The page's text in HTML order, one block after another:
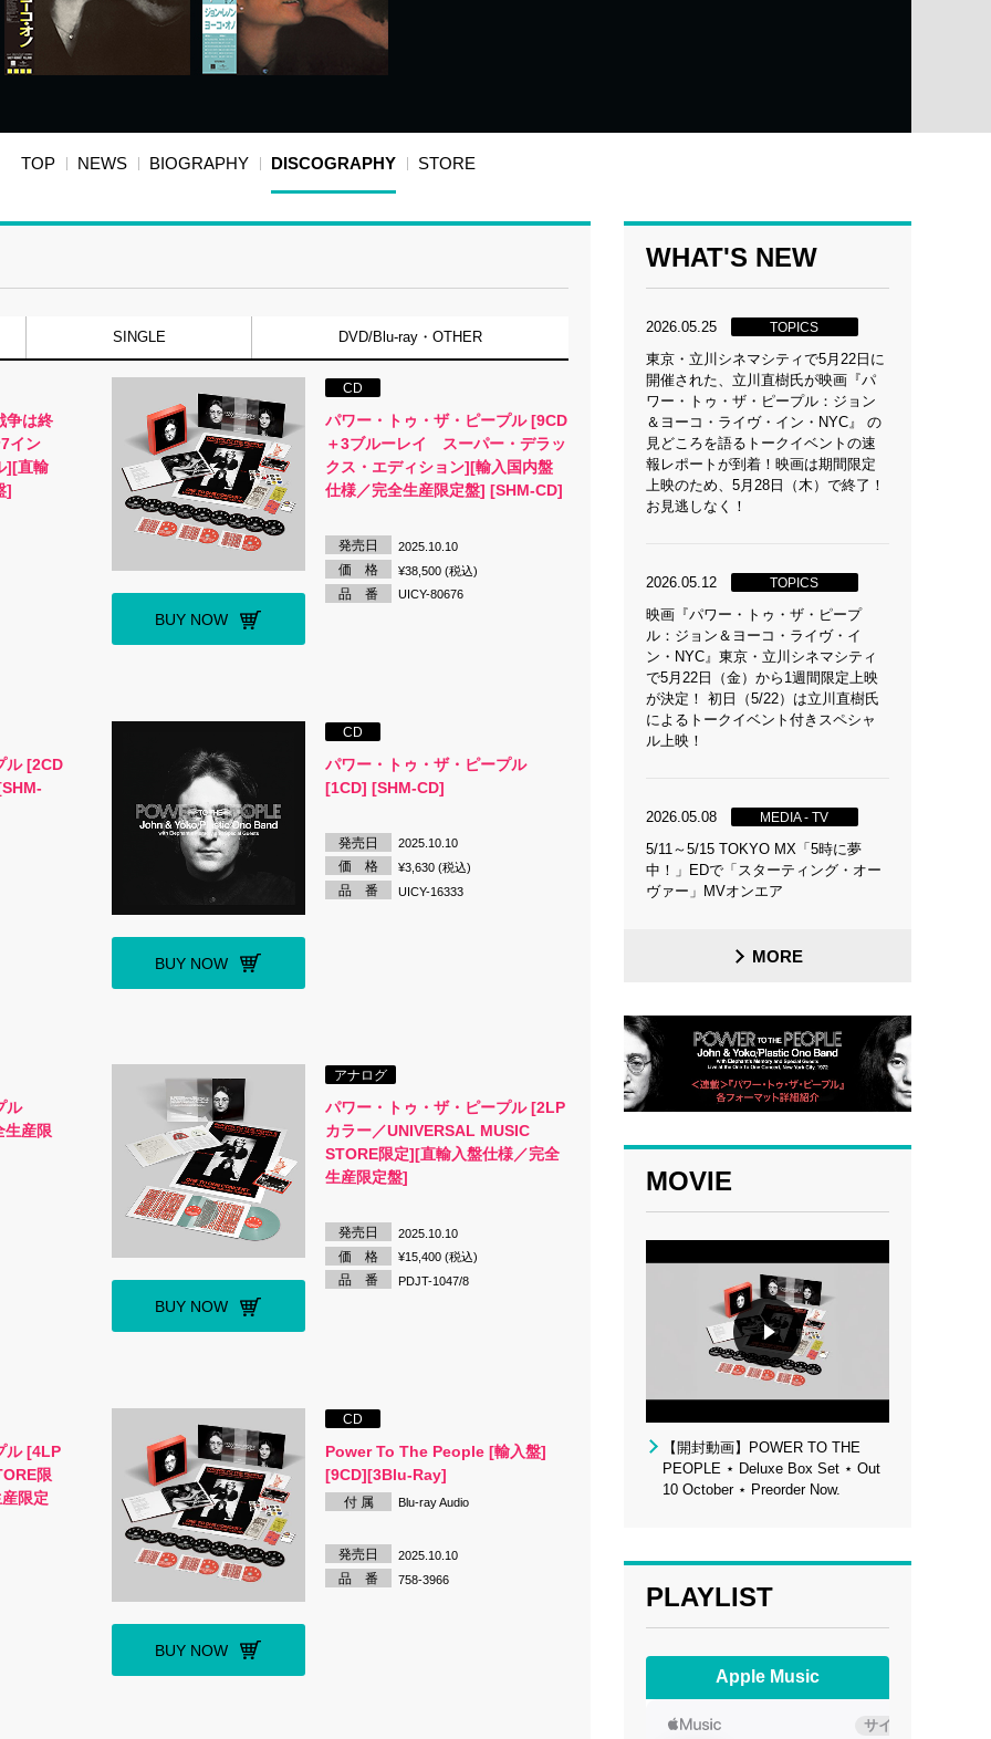
TOP NEWS BIOGRAPHY DISCOGRAPHY STORE
SINGLE DVD/Blu-ray・OTHER
争は終
イン
][直輸
]
BUY NOW
CD
パワー・トゥ・ザ・ピープル [9CD
＋3ブルーレイ スーパー・デラッ
クス・エディション][輸入国内盤
仕様／完全生産限定盤] [SHM-CD]
発売日 2025.10.10
価 格 ¥38,500 (税込)
品 番 UICY-80676
ル [2CD
BUY NOW
CD
パワー・トゥ・ザ・ピープル
[1CD] [SHM-CD]
発売日 2025.10.10
価 格 ¥3,630 (税込)
品 番 UICY-16333
ル
生産限
BUY NOW
アナログ
パワー・トゥ・ザ・ピープル [2LP
カラー／UNIVERSAL MUSIC
STORE限定][直輸入盤仕様／完全
生産限定盤]
発売日 2025.10.10
価 格 ¥15,400 (税込)
品 番 PDJT-1047/8
ル [4LP
限
限定
BUY NOW
CD
Power To The People [輸入盤]
[9CD][3Blu-Ray]
付 属 Blu-ray Audio
発売日 2025.10.10
品 番 758-3966
WHAT'S NEW
2026.05.25 TOPICS
東京・立川シネマシティで5月22日に
開催された、立川直樹氏が映画『パ
ワー・トゥ・ザ・ピープル：ジョン
＆ヨーコ・ライヴ・イン・NYC』 の
見どころを語るトークイベントの速
報レポートが到着！映画は期間限定
上映のため、5月28日（木）で終了！
お見逃しなく！
2026.05.12 TOPICS
映画『パワー・トゥ・ザ・ピープ
ル：ジョン＆ヨーコ・ライヴ・イ
ン・NYC』東京・立川シネマシティ
で5月22日（金）から1週間限定上映
が決定！ 初日（5/22）は立川直樹氏
によるトークイベント付きスペシャ
ル上映！
2026.05.08 MEDIA - TV
5/11～5/15 TOKYO MX「5時に夢
中！」EDで「スターティング・オー
ヴァー」MVオンエア
MORE
MOVIE
【開封動画】POWER TO THE
PEOPLE ⋆ Deluxe Box Set ⋆ Out
10 October ⋆ Preorder Now.
PLAYLIST
Apple Music